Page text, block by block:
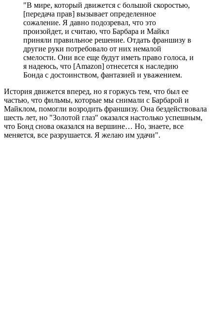
"В мире, который движется с большой скоростью,
[передача прав] вызывает определенное
сожаление. Я давно подозревал, что это
произойдет, и считаю, что Барбара и Майкл
приняли правильное решение. Отдать франшизу в
другие руки потребовало от них немалой
смелости. Они все еще будут иметь право голоса, и
я надеюсь, что [Amazon] отнесется к наследию
Бонда с достоинством, фантазией и уважением.
История движется вперед, но я горжусь тем, что был ее
частью, что фильмы, которые мы снимали с Барбарой и
Майклом, помогли возродить франшизу. Она бездействовала
шесть лет, но "Золотой глаз" оказался настолько успешным,
что Бонд снова оказался на вершине… Но, знаете, все
меняется, все разрушается. Я желаю им удачи".